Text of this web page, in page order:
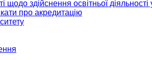
щодо здійснення освітньої
про акредитацію